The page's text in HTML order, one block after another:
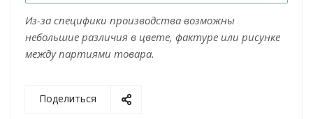
Из-за специфики производства возможны
небольшие различия в цвете, фактуре или рисунке
между партиями товара.
Поделиться